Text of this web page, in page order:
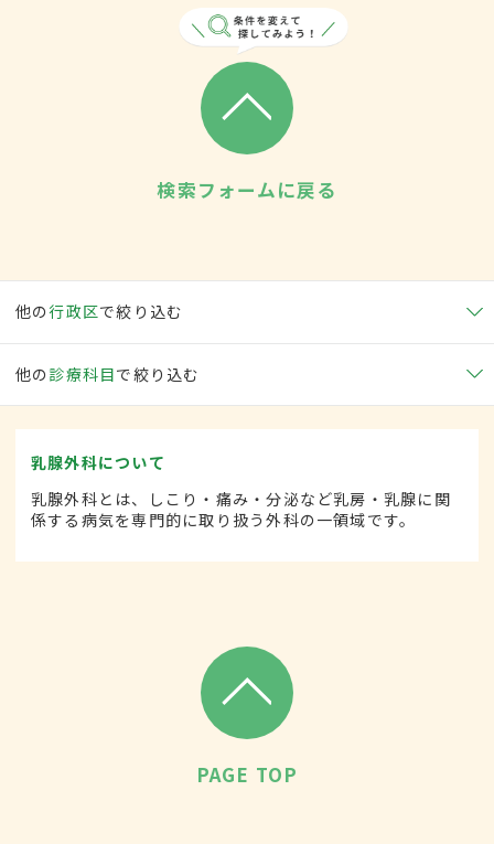
検索フォームに戻る
他の行政区で絞り込む
他の 診療科目で絞り込む
乳腺外科について
乳腺外科とは、しこり・痛み・分泌など乳房・乳腺に関
係する病気を専門的に取り扱う外科の一領域です。
PAGE TOP